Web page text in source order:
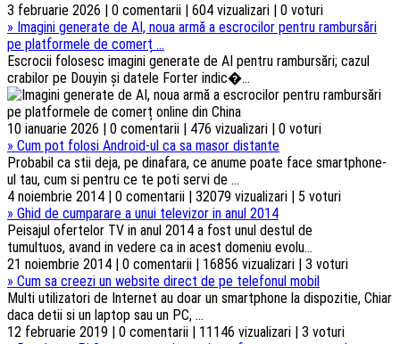
3 februarie 2026 | 0 comentarii | 604 vizualizari | 0 voturi
» Imagini generate de AI, noua armă a escrocilor pentru rambursări
pe platformele de comerț ...
Escrocii folosesc imagini generate de AI pentru rambursări; cazul
crabilor pe Douyin și datele Forter indic�...
10 ianuarie 2026 | 0 comentarii | 476 vizualizari | 0 voturi
» Cum pot folosi Android-ul ca sa masor distante
Probabil ca stii deja, pe dinafara, ce anume poate face smartphone-
ul tau, cum si pentru ce te poti servi de ...
4 noiembrie 2014 | 0 comentarii | 32079 vizualizari | 5 voturi
» Ghid de cumparare a unui televizor in anul 2014
Peisajul ofertelor TV in anul 2014 a fost unul destul de
tumultuos, avand in vedere ca in acest domeniu evolu...
21 noiembrie 2014 | 0 comentarii | 16856 vizualizari | 3 voturi
» Cum sa creezi un website direct de pe telefonul mobil
Multi utilizatori de Internet au doar un smartphone la dispozitie, Chiar
daca detii si un laptop sau un PC, ...
12 februarie 2019 | 0 comentarii | 11146 vizualizari | 3 voturi